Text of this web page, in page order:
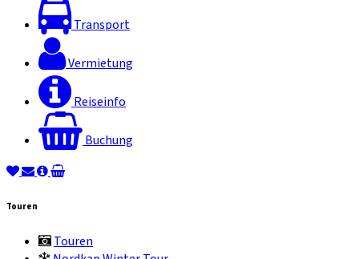
Transport
Vermietung
Reiseinfo
Buchung
Touren
Touren